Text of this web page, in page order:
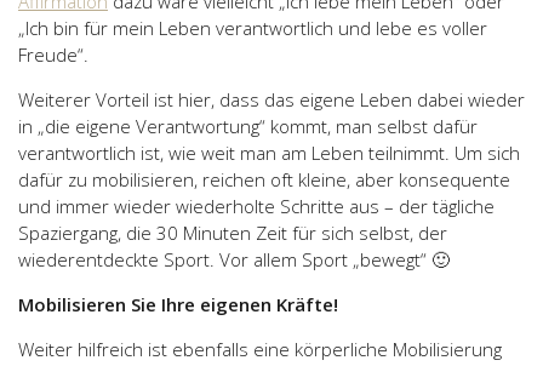
„Ich bin für mein Leben verantwortlich und lebe es voller
Freude“.
Weiterer Vorteil ist hier, dass das eigene Leben dabei wieder
in „die eigene Verantwortung“ kommt, man selbst dafür
verantwortlich ist, wie weit man am Leben teilnimmt. Um sich
dafür zu mobilisieren, reichen oft kleine, aber konsequente
und immer wieder wiederholte Schritte aus – der tägliche
Spaziergang, die 30 Minuten Zeit für sich selbst, der
wiederentdeckte Sport. Vor allem Sport „bewegt“ 🙂
Mobilisieren Sie Ihre eigenen Kräfte!
Weiter hilfreich ist ebenfalls eine körperliche Mobilisierung